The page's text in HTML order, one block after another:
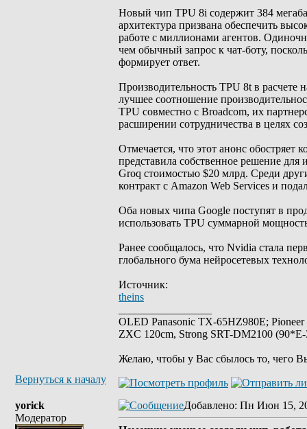
Новый чип TPU 8i содержит 384
архитектура призвана обеспечить
работе с миллионами агентов.
чем обычный запрос к чат-боту,
формирует ответ.
Производительность TPU 8t в расчете
лучшее соотношение
TPU совместно с Broadcom, их
расширении сотрудничества в целях
Отмечается, что этот анонс
представила собственное решение
Groq стоимостью $20 млрд. Среди
контракт с Amazon Web Services и
Оба новых чипа Google поступят в
использовать TPU суммарной
Ранее сообщалось, что Nvidia стала
глобального бума нейросетевых
Источник:
theins
OLED Panasonic TX-65HZ980E;
ZXC 120cm, Strong SRT-DM2100
Желаю, чтобы у Вас сбылось то, чего
Вернуться к началу
yorick
Модератор
Добавлено: Пн Июн 15,